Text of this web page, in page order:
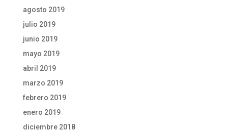
agosto 2019
julio 2019
junio 2019
mayo 2019
abril 2019
marzo 2019
febrero 2019
enero 2019
diciembre 2018